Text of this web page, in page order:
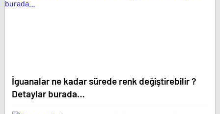
İguanalar ne kadar sürede renk değiştirebilir ?
Detaylar burada…